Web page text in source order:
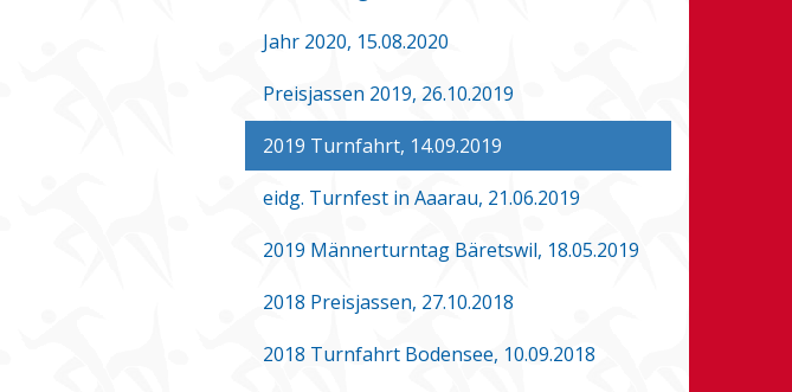
Jahr 2020, 15.08.2020
Preisjassen 2019, 26.10.2019
2019 Turnfahrt, 14.09.2019
eidg. Turnfest in Aaarau, 21.06.2019
2019 Männerturntag Bäretswil, 18.05.2019
2018 Preisjassen, 27.10.2018
2018 Turnfahrt Bodensee, 10.09.2018